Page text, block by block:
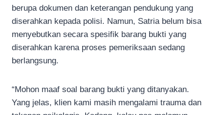
berupa dokumen dan keterangan pendukung yang
diserahkan kepada polisi. Namun, Satria belum bisa
menyebutkan secara spesifik barang bukti yang
diserahkan karena proses pemeriksaan sedang
berlangsung.
“Mohon maaf soal barang bukti yang ditanyakan.
Yang jelas, klien kami masih mengalami trauma dan